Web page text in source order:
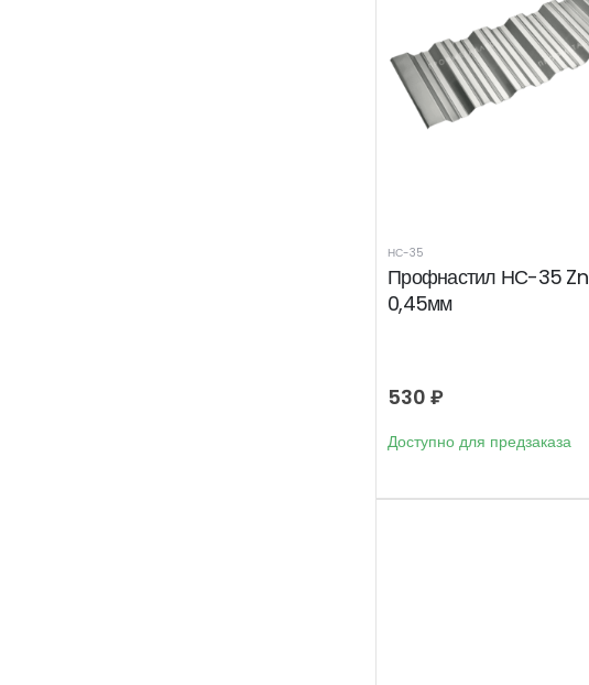
НС-35
Профнастил НС-35 Zn
0,45мм
530 ₽
Доступно для предзаказа